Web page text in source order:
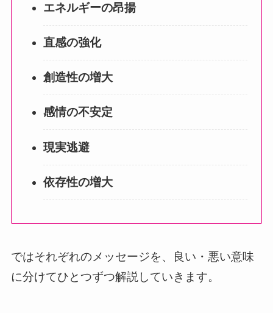
エネルギーの昂揚
直感の強化
創造性の増大
感情の不安定
現実逃避
依存性の増大
ではそれぞれのメッセージを、良い・悪い意味
に分けてひとつずつ解説していきます。